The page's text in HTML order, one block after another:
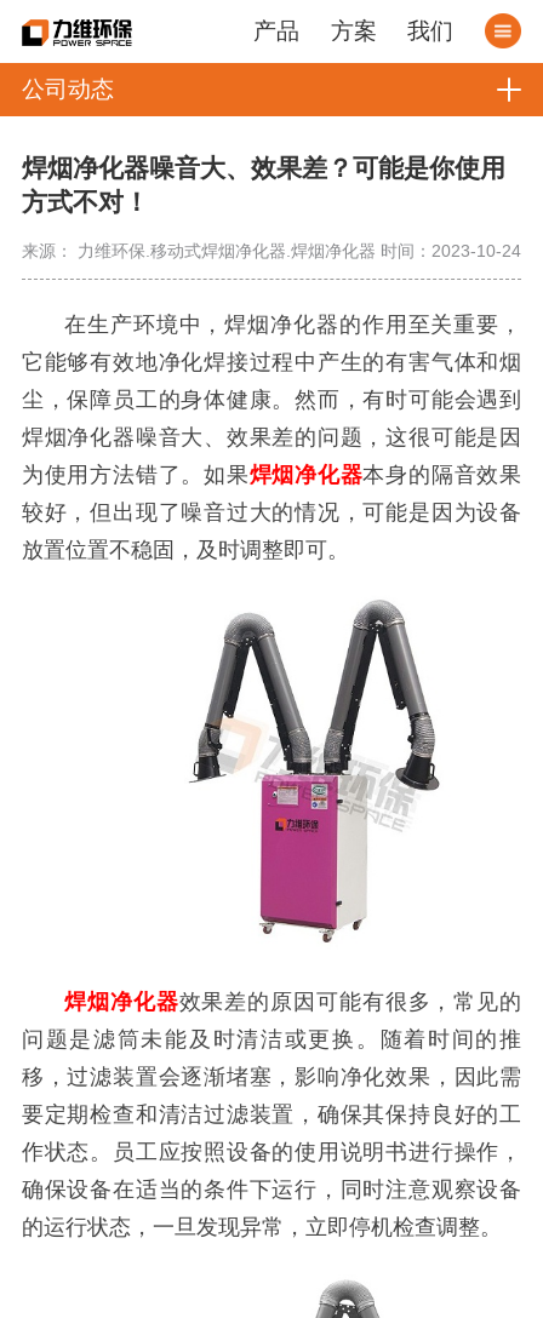
产品 方案 我们
公司动态
焊烟净化器噪音大、效果差？可能是你使用
方式不对！
来源： 力维环保.移动式焊烟净化器.焊烟净化器 时间：2023-10-24
在生产环境中，焊烟净化器的作用至关重要，
它能够有效地净化焊接过程中产生的有害气体和烟
尘，保障员工的身体健康。然而，有时可能会遇到
焊烟净化器噪音大、效果差的问题，这很可能是因
为使用方法错了。如果焊烟净化器本身的隔音效果
较好，但出现了噪音过大的情况，可能是因为设备
放置位置不稳固，及时调整即可。
焊烟净化器效果差的原因可能有很多，常见的
问题是滤筒未能及时清洁或更换。随着时间的推
移，过滤装置会逐渐堵塞，影响净化效果，因此需
要定期检查和清洁过滤装置，确保其保持良好的工
作状态。员工应按照设备的使用说明书进行操作，
确保设备在适当的条件下运行，同时注意观察设备
的运行状态，一旦发现异常，立即停机检查调整。